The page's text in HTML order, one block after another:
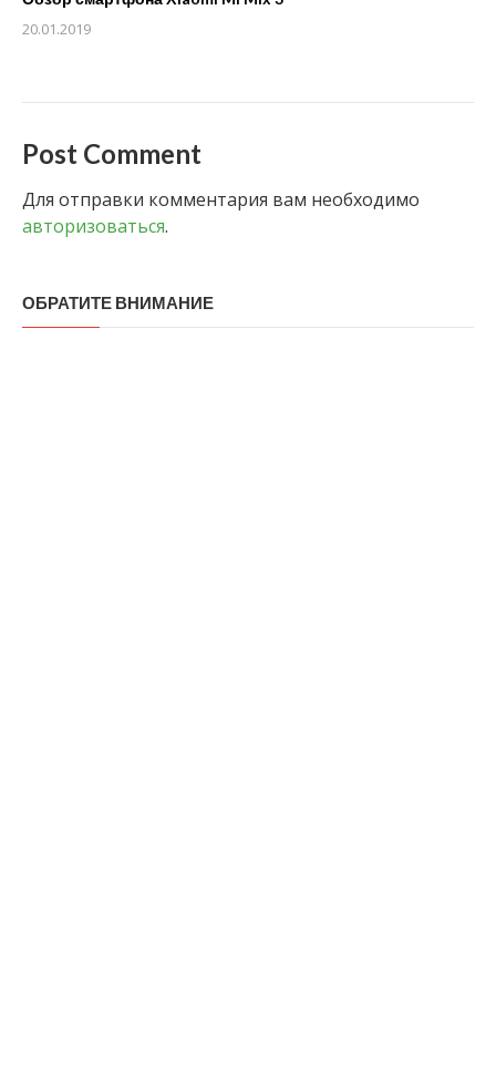
20.01.2019
Post Comment
Для отправки комментария вам необходимо
авторизоваться.
ОБРАТИТЕ ВНИМАНИЕ